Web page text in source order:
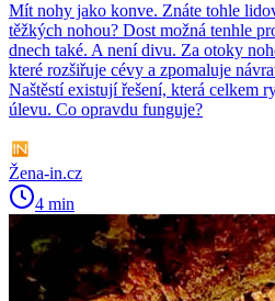
Mít nohy jako konve. Znáte tohle
těžkých nohou? Dost možná tenhle
dnech také. A není divu. Za otoky
které rozšiřuje cévy a zpomaluje
Naštěstí existují řešení, která celkem
úlevu. Co opravdu funguje?
Žena-in.cz
4 min